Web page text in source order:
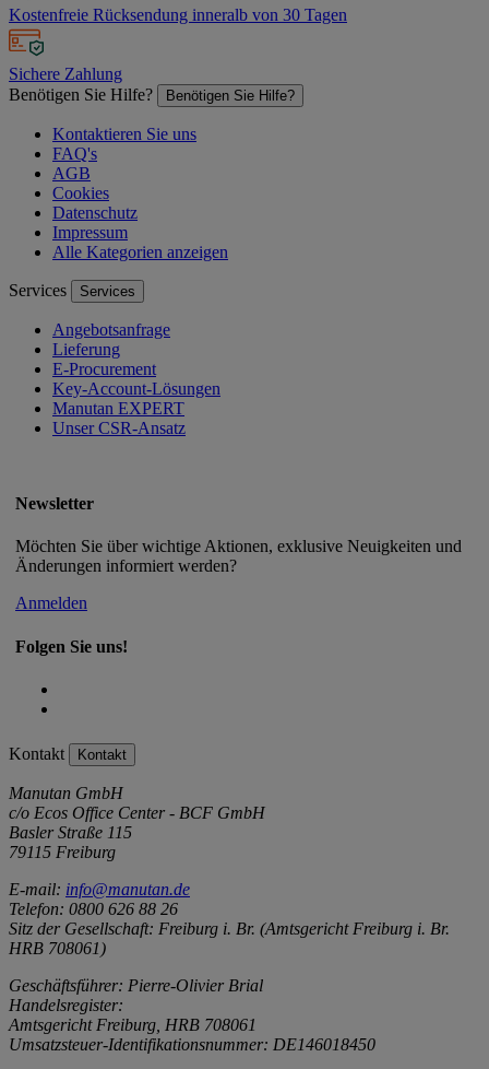
Kostenfreie Rücksendung inneralb von 30 Tagen
Sichere Zahlung
Benötigen Sie Hilfe?
Benötigen Sie Hilfe?
Kontaktieren Sie uns
FAQ's
AGB
Cookies
Datenschutz
Impressum
Alle Kategorien anzeigen
Services Services
Angebotsanfrage
Lieferung
E-Procurement
Key-Account-Lösungen
Manutan EXPERT
Unser CSR-Ansatz
Newsletter
Möchten Sie über wichtige Aktionen, exklusive Neuigkeiten und
Änderungen informiert werden?
Anmelden
Folgen Sie uns!
Kontakt Kontakt
Manutan GmbH
c/o Ecos Office Center - BCF GmbH
Basler Straße 115
79115 Freiburg
E-mail: info@manutan.de
Telefon: 0800 626 88 26
Sitz der Gesellschaft: Freiburg i. Br. (Amtsgericht Freiburg i. Br.
HRB 708061)
Geschäftsführer: Pierre-Olivier Brial
Handelsregister:
Amtsgericht Freiburg, HRB 708061
Umsatzsteuer-Identifikationsnummer: DE146018450